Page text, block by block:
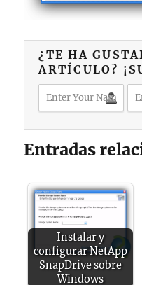
¿TE HA
ARTÍCULO?
Entradas
Instalar y
configurar NetApp
SnapDrive sobre
Windows